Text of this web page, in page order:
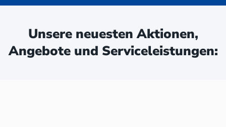
Unsere neuesten Aktionen,
Angebote und Serviceleistungen: